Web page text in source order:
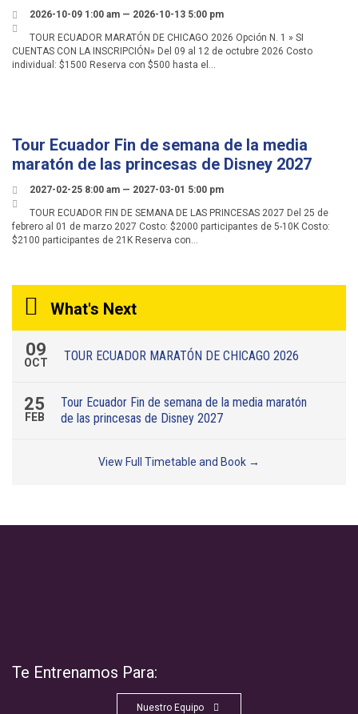

2026-10-09 1:00 am — 2026-10-13 5:00 pm

TOUR ECUADOR MARATÓN DE CHICAGO 2026 Opción N. 1 » SI
CUENTAS CON LA INSCRIPCIÓN» Del 09 al 12 de octubre 2026 Costo
individual: $1500 Reserva con $500 hasta el…
Tour Ecuador Fin de semana de la media
maratón de las princesas de Disney 2027

2027-02-25 8:00 am — 2027-03-01 5:00 pm

TOUR ECUADOR FIN DE SEMANA DE LAS PRINCESAS 2027 Del 25 de
febrero al 01 de marzo 2027 Costo: $2000 participantes de 5-10K Costo:
$2100 participantes de 21K Reserva con…
What's Next
09
OCT TOUR ECUADOR MARATÓN DE CHICAGO 2026
25
FEB
Tour Ecuador Fin de semana de la media maratón
de las princesas de Disney 2027
View Full Timetable and Book →
Te Entrenamos Para:
Nuestro Equipo 